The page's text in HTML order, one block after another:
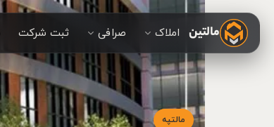
مالتین املاک صرافی ثبت شرکت
مالتپه